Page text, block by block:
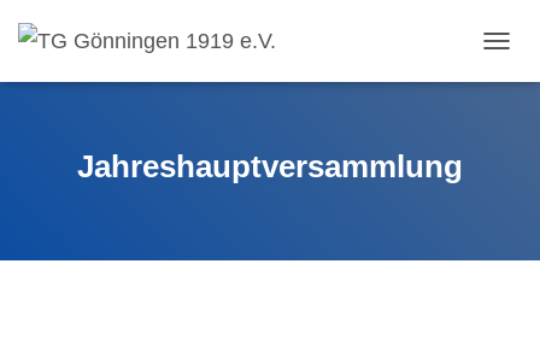
Jahreshauptversammlung